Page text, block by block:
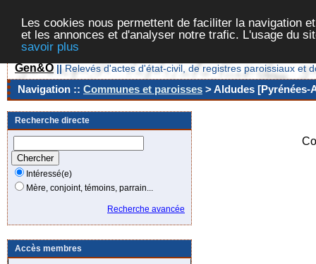
Les cookies nous permettent de faciliter la navigation
et les annonces et d'analyser notre trafic. L'usage du
savoir plus
Gen&O || Relevés d'actes d'état-civil, de registres paroissiaux et
Navigation :: Communes et paroisses > Aldudes [Pyrénées-
Recherche directe
Intéressé(e)
Mère, conjoint, témoins, parrain...
Recherche avancée
Accès membres